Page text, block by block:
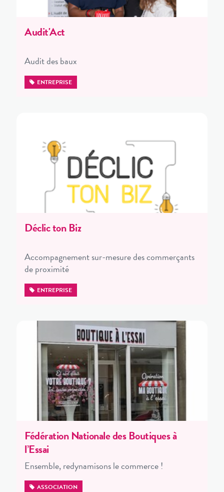
Audit'Act
Audit des baux
ENTREPRISE
Déclic ton Biz
Accompagnement sur-mesure des commerçants
de proximité
ENTREPRISE
Fédération Nationale des Boutiques à
l’Essai
Ensemble, redynamisons le commerce !
ASSOCIATION